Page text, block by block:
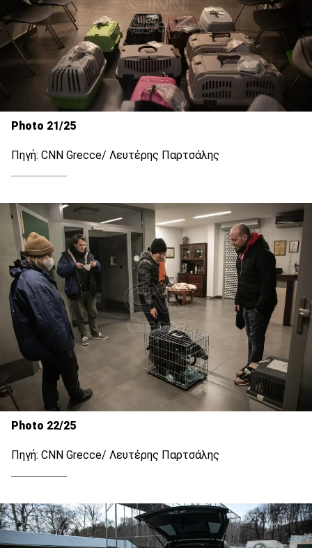
Photo 21/25
Πηγή: CNN Grecce/ Λευτέρης Παρτσάλης
Photo 22/25
Πηγή: CNN Grecce/ Λευτέρης Παρτσάλης